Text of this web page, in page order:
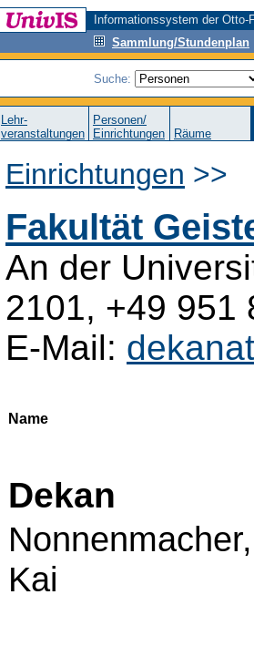
Informationssystem der
Sammlung/Stundenplan
Suche:
Lehr-
veranstaltungen
Personen/
Einrichtungen
Räume
Einrichtungen >>
Fakultät
An der
2101, +49 951
E-Mail:
Name
Dekan
Nonnenmacher,
Kai